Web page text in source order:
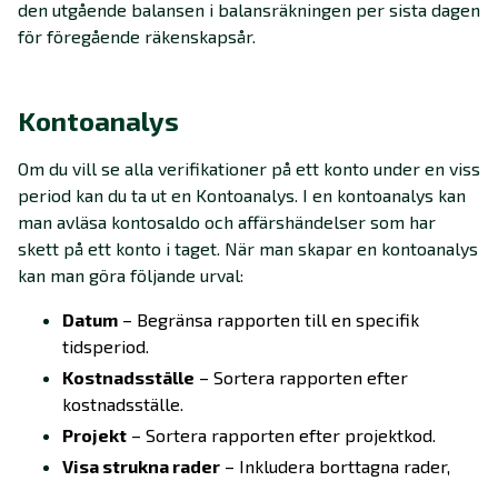
den utgående balansen i balansräkningen per sista dagen
för föregående räkenskapsår.
Kontoanalys
Om du vill se alla verifikationer på ett konto under en viss
period kan du ta ut en Kontoanalys. I en kontoanalys kan
man avläsa kontosaldo och affärshändelser som har
skett på ett konto i taget. När man skapar en kontoanalys
kan man göra följande urval:
Datum – Begränsa rapporten till en specifik
tidsperiod.
Kostnadsställe – Sortera rapporten efter
kostnadsställe.
Projekt – Sortera rapporten efter projektkod.
Visa strukna rader – Inkludera borttagna rader,